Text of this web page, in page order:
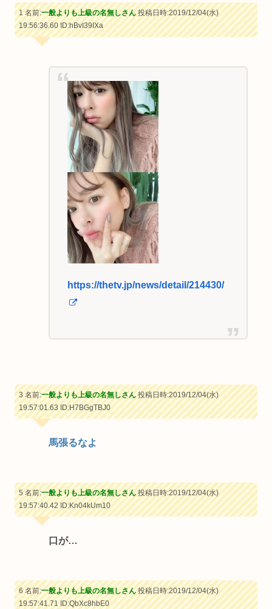
1 名前:一般よりも上級の名無しさん投稿日時:2019/12/04(水)
19:56:36.60ID:hBvI39IXa
https://thetv.jp/news/detail/214430/
3 名前:一般よりも上級の名無しさん投稿日時:2019/12/04(水)
19:57:01.63ID:H7BGgTBJ0
馬張るなよ
5 名前:一般よりも上級の名無しさん投稿日時:2019/12/04(水)
19:57:40.42ID:Kn04kUm10
口が…
6 名前:一般よりも上級の名無しさん投稿日時:2019/12/04(水)
19:57:41.71ID:QbXc8hbE0